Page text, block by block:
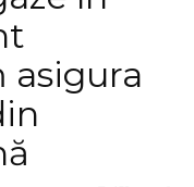
asigura